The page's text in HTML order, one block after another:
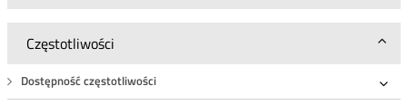
Częstotliwości
Dostępność częstotliwości